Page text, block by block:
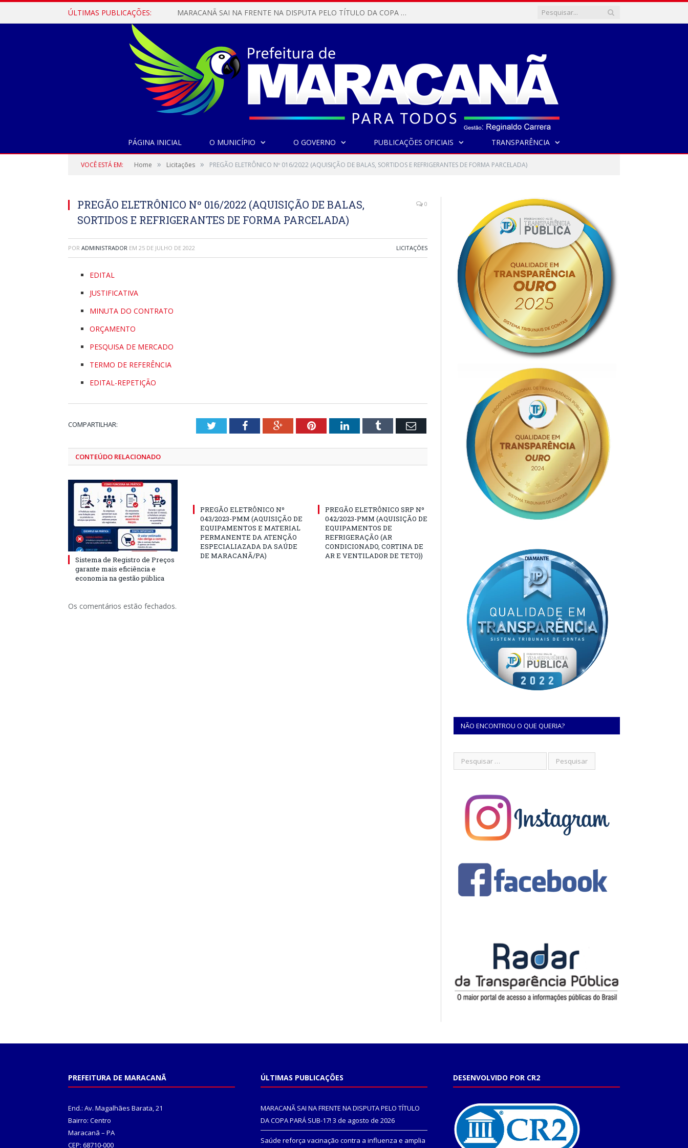
ÚLTIMAS PUBLICAÇÕES: MARACANÃ SAI NA FRENTE NA DISPUTA PELO TÍTULO DA COPA PARÁ SUB-17!
PÁGINA INICIAL O MUNICÍPIO O GOVERNO PUBLICAÇÕES OFICIAIS TRANSPARÊNCIA
VOCÊ ESTÁ EM: Home » Licitações » PREGÃO ELETRÔNICO Nº 016/2022 (AQUISIÇÃO DE BALAS, SORTIDOS E REFRIGERANTES DE FORMA PARCELADA)
PREGÃO ELETRÔNICO Nº 016/2022 (AQUISIÇÃO DE BALAS,
SORTIDOS E REFRIGERANTES DE FORMA PARCELADA)
0
POR ADMINISTRADOR EM 25 DE JULHO DE 2022 LICITAÇÕES
EDITAL
JUSTIFICATIVA
MINUTA DO CONTRATO
ORÇAMENTO
PESQUISA DE MERCADO
TERMO DE REFERÊNCIA
EDITAL-REPETIÇÃO
COMPARTILHAR: TwitterFacebookGoogle+PinterestLinkedInTumblr Email
CONTEÚDO RELACIONADO
Sistema de Registro de Preços
garante mais eficiência e
economia na gestão pública
PREGÃO ELETRÔNICO Nº
043/2023-PMM (AQUISIÇÃO DE
EQUIPAMENTOS E MATERIAL
PERMANENTE DA ATENÇÃO
ESPECIALIAZADA DA SAÚDE
DE MARACANÃ/PA)
PREGÃO ELETRÔNICO SRP Nº
042/2023-PMM (AQUISIÇÃO DE
EQUIPAMENTOS DE
REFRIGERAÇÃO (AR
CONDICIONADO, CORTINA DE
AR E VENTILADOR DE TETO))
Os comentários estão fechados.
NÃO ENCONTROU O QUE QUERIA?
PREFEITURA DE MARACANÃ
End.: Av. Magalhães Barata, 21
Bairro: Centro
Maracanã – PA
CEP: 68710-000
ÚLTIMAS PUBLICAÇÕES
MARACANÃ SAI NA FRENTE NA DISPUTA PELO TÍTULO
DA COPA PARÁ SUB-17! 3 de agosto de 2026
Saúde reforça vacinação contra a influenza e amplia
DESENVOLVIDO POR CR2